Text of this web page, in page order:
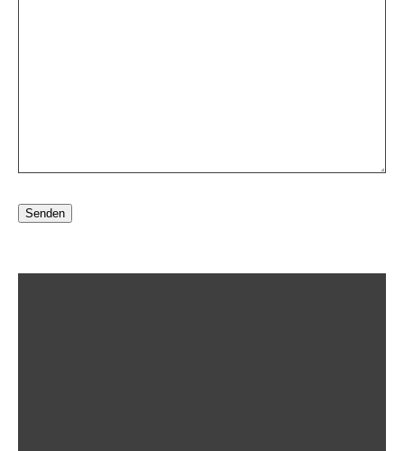
Senden